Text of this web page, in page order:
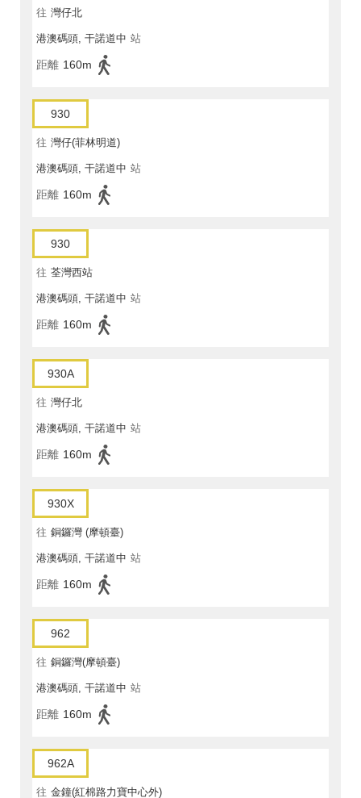
往 灣仔北
港澳碼頭, 干諾道中 站
距離 160m
930
往 灣仔(菲林明道)
港澳碼頭, 干諾道中 站
距離 160m
930
往 荃灣西站
港澳碼頭, 干諾道中 站
距離 160m
930A
往 灣仔北
港澳碼頭, 干諾道中 站
距離 160m
930X
往 銅鑼灣 (摩頓臺)
港澳碼頭, 干諾道中 站
距離 160m
962
往 銅鑼灣(摩頓臺)
港澳碼頭, 干諾道中 站
距離 160m
962A
往 金鐘(紅棉路力寶中心外)